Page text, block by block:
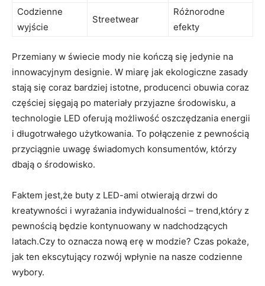
Codzienne
wyjście
Streetwear
Różnorodne
efekty
Przemiany w świecie mody nie kończą się jedynie na
innowacyjnym designie. W miarę jak ekologiczne zasady
stają się coraz bardziej istotne, producenci obuwia coraz
częściej sięgają po materiały przyjazne środowisku, a
technologie LED oferują możliwość oszczędzania energii
i długotrwałego użytkowania. To połączenie z pewnością
przyciągnie uwagę świadomych konsumentów, którzy
dbają o środowisko.
Faktem jest,że buty z LED-ami otwierają drzwi do
kreatywności i wyrażania indywidualności – trend,który z
pewnością będzie kontynuowany w nadchodzących
latach.Czy to oznacza nową erę w modzie? Czas pokaże,
jak ten ekscytujący rozwój wpłynie na nasze codzienne
wybory.